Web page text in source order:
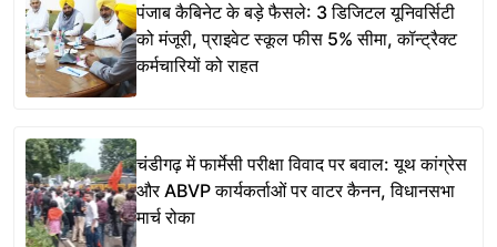
पंजाब कैबिनेट के बड़े फैसले: 3 डिजिटल यूनिवर्सिटी
को मंजूरी, प्राइवेट स्कूल फीस 5% सीमा, कॉन्ट्रैक्ट
कर्मचारियों को राहत
चंडीगढ़ में फार्मेसी परीक्षा विवाद पर बवाल: यूथ कांग्रेस
और ABVP कार्यकर्ताओं पर वाटर कैनन, विधानसभा
मार्च रोका